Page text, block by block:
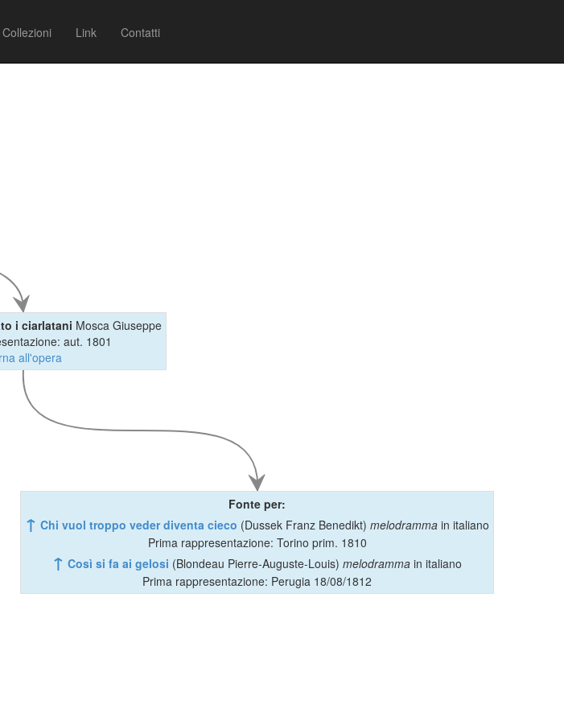
Collezioni Link Contatti
i ciarlatani Mosca Giuseppe
aut. 1801
all'opera
Fonte per:
↑ Chi vuol troppo veder diventa cieco (Dussek Franz Benedikt) melodramma in italiano
Prima rappresentazione: Torino prim. 1810
↑ Così si fa ai gelosi (Blondeau Pierre-Auguste-Louis) melodramma in italiano
Prima rappresentazione: Perugia 18/08/1812